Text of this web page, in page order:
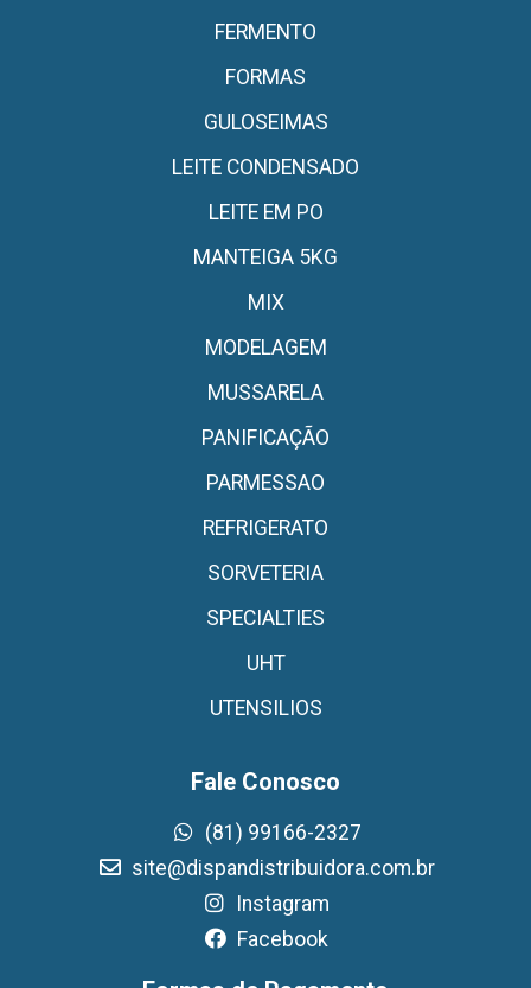
FERMENTO
FORMAS
GULOSEIMAS
LEITE CONDENSADO
LEITE EM PO
MANTEIGA 5KG
MIX
MODELAGEM
MUSSARELA
PANIFICAÇÃO
PARMESSAO
REFRIGERATO
SORVETERIA
SPECIALTIES
UHT
UTENSILIOS
Fale Conosco
(81) 99166-2327
site@dispandistribuidora.com.br
Instagram
Facebook